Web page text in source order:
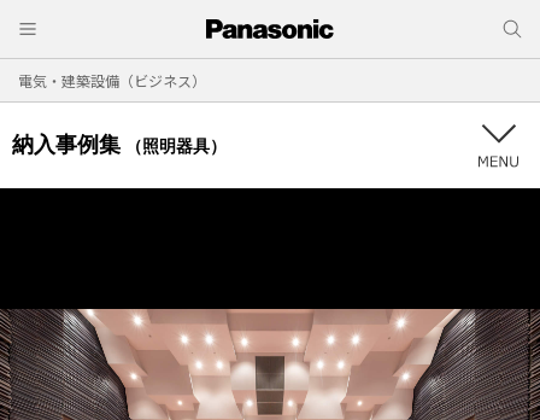
電気・建築設備（ビジネス）
納入事例集 （照明器具）